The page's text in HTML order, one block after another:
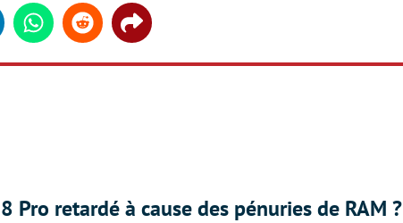
WhatsappReddit Share
Pro retardé à cause des pénuries de RAM ?